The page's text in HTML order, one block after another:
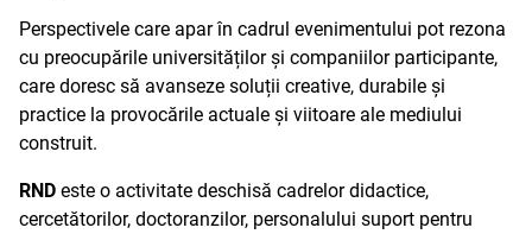
Perspectivele care apar în cadrul evenimentului pot rezona
cu preocupările universităților și companiilor participante,
care doresc să avanseze soluții creative, durabile și
practice la provocările actuale și viitoare ale mediului
construit.
RND este o activitate deschisă cadrelor didactice,
cercetătorilor, doctoranzilor, personalului suport pentru